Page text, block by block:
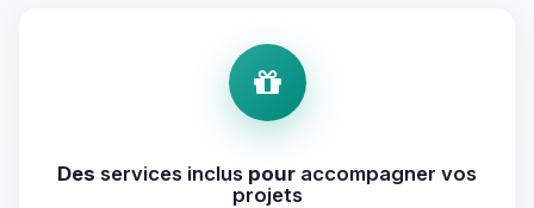
Des services inclus pour accompagner vos
projets